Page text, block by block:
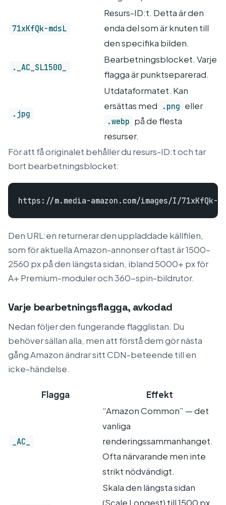
71xKfQk-mdsL
Resurs-ID:t. Detta är den
enda del som är knuten till
den specifika bilden.
._AC_SL1500_
Bearbetningsblocket. Varje
flagga är punktseparerad.
.jpg
Utdataformatet. Kan
ersättas med
.png eller
.webp på de flesta
resurser.
För att få originalet behåller du resurs-ID:t och tar
bort bearbetningsblocket:
Den URL:en returnerar den uppladdade källfilen,
som för aktuella Amazon-annonser oftast är 1500–
2560 px på den längsta sidan, ibland 5000+ px för
A+ Premium-moduler och 360-spin-bildrutor.
Varje bearbetningsflagga, avkodad
Nedan följer den fungerande flagglistan. Du
behöver sällan alla, men att förstå dem gör nästa
gång Amazon ändrar sitt CDN-beteende till en
icke-händelse.
Flagga Effekt
_AC_
“Amazon Common” — det
vanliga
renderingssammanhanget.
Ofta närvarande men inte
strikt nödvändigt.
Skala den längsta sidan
(Scale Longest) till 1500 px.